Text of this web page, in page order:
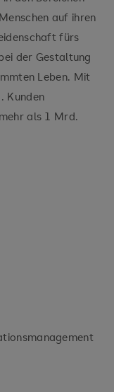
auf ihren
fürs
der Gestaltung
Leben. Mit
Kunden
als 1 Mrd.